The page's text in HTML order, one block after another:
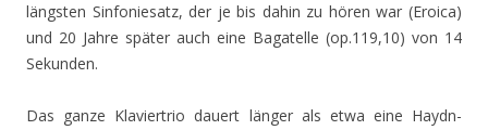
längsten Sinfoniesatz, der je bis dahin zu hören war (Eroica)
und 20 Jahre später auch eine Bagatelle (op.119,10) von 14
Sekunden.
Das ganze Klaviertrio dauert länger als etwa eine Haydn-